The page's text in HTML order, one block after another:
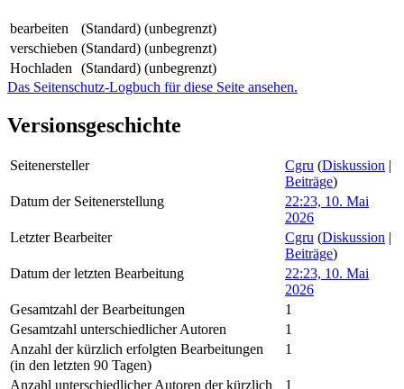
bearbeiten
(Standard) (unbegrenzt)
verschieben (Standard) (unbegrenzt)
Hochladen
(Standard) (unbegrenzt)
Das Seitenschutz-Logbuch für diese Seite ansehen.
Versionsgeschichte
Seitenersteller Cgru (Diskussion |
Beiträge)
Datum der Seitenerstellung
22:23, 10. Mai
2026
Letzter Bearbeiter
Cgru (Diskussion |
Beiträge)
Datum der letzten Bearbeitung
22:23, 10. Mai
2026
Gesamtzahl der Bearbeitungen
1
Gesamtzahl unterschiedlicher Autoren
1
Anzahl der kürzlich erfolgten Bearbeitungen
(in den letzten 90 Tagen)
1
Anzahl unterschiedlicher Autoren der kürzlich 1